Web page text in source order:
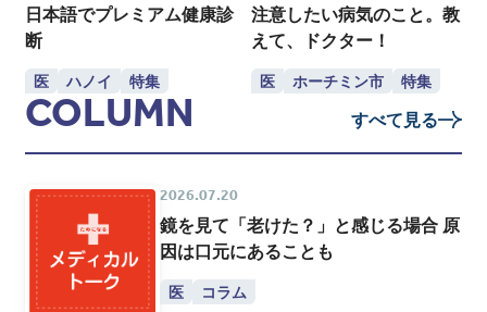
日本語でプレミアム健康診
断
医 ハノイ 特集
注意したい病気のこと。教
えて、ドクター！
医 ホーチミン市 特集
COLUMN すべて見る
2026.07.20
鏡を見て「老けた？」と感じる場合 原
因は口元にあることも
医 コラム